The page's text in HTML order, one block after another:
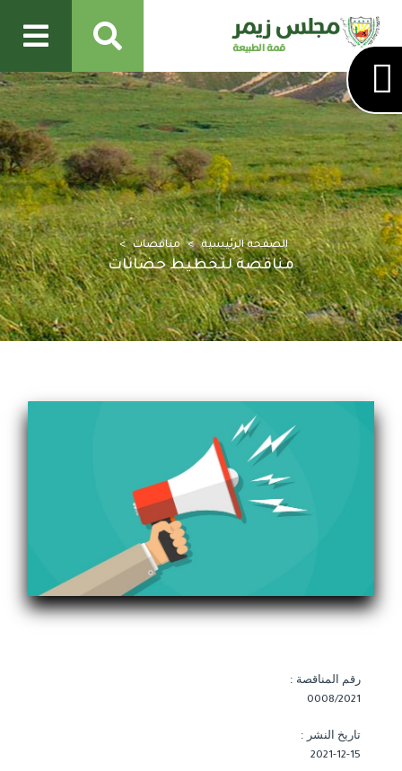
الصفحة الرئيسية مناقصات
مناقصة لتخطيط حضانات
رقم المناقصة :
0008/2021
تاريخ النشر :
2021-12-15